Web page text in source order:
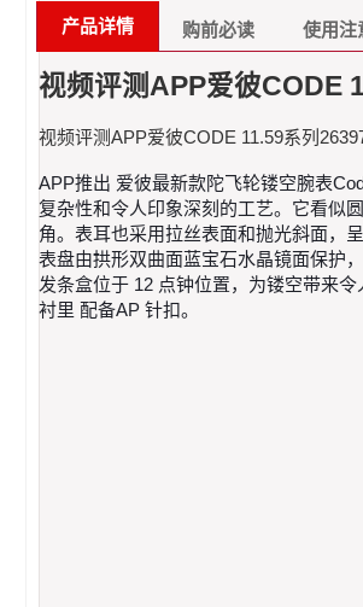
产品详情 购前必读 使用注
视频评测APP爱彼CODE
视频评测APP爱彼CODE 11.59系列
APP推出 爱彼最新款陀飞轮镂空腕表
复杂性和令人印象深刻的工艺。它看似
角。表耳也采用拉丝表面和抛光斜面，
表盘由拱形双曲面蓝宝石水晶镜面保护
发条盒位于 12 点钟位置，为镂空带来
衬里 配备AP 针扣。